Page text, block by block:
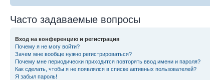
Часто задаваемые вопросы
Вход на конференцию и регистрация
Почему я не могу войти?
Зачем мне вообще нужно регистрироваться?
Почему мне периодически приходится повторять ввод имени и пароля?
Как сделать, чтобы я не появлялся в списке активных пользователей?
Я забыл пароль!